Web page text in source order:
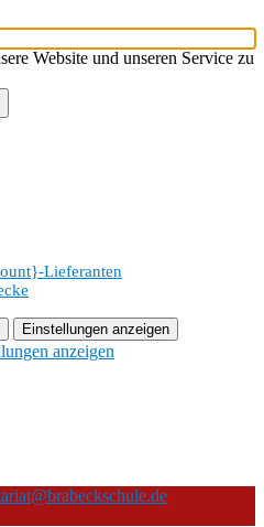
Website und unseren Service zu
Lieferanten
Einstellungen anzeigen
anzeigen